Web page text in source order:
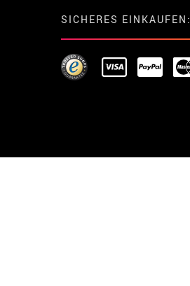
SICHERES EINKAUFEN: